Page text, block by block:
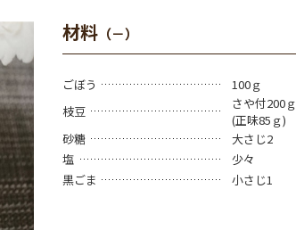
材料 （－）
ごぼう
100ｇ
枝豆
さや付200ｇ
(正味85ｇ)
砂糖
大さじ2
塩
少々
黒ごま
小さじ1